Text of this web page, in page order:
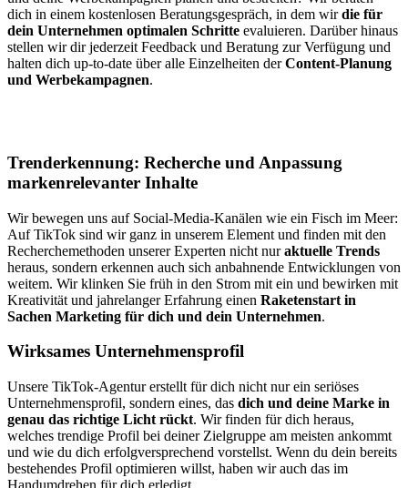
dich in einem kostenlosen Beratungsgespräch, in dem wirdie für
dein Unternehmen optimalen Schritte evaluieren. Darüber hinaus
stellen wir dir jederzeit Feedback und Beratung zur Verfügung und
halten dich up-to-date über alle Einzelheiten derContent-Planung
und Werbekampagnen.
Trenderkennung: Recherche und Anpassung
markenrelevanter Inhalte
Wir bewegen uns auf Social-Media-Kanälen wie ein Fisch im Meer:
Auf TikTok sind wir ganz in unserem Element und finden mit den
Recherchemethoden unserer Experten nicht nuraktuelle Trends
heraus, sondern erkennen auch sich anbahnende Entwicklungen von
weitem. Wir klinken Sie früh in den Strom mit ein und bewirken mit
Kreativität und jahrelanger Erfahrung einen Raketenstart in
Sachen Marketing für dich und dein Unternehmen.
Wirksames Unternehmensprofil
Unsere TikTok-Agentur erstellt für dich nicht nur ein seriöses
Unternehmensprofil, sondern eines, das dich und deine Marke in
genau das richtige Licht rückt. Wir finden für dich heraus,
welches trendige Profil bei deiner Zielgruppe am meisten ankommt
und wie du dich erfolgversprechend vorstellst. Wenn du dein bereits
bestehendes Profil optimieren willst, haben wir auch das im
Handumdrehen für dich erledigt.